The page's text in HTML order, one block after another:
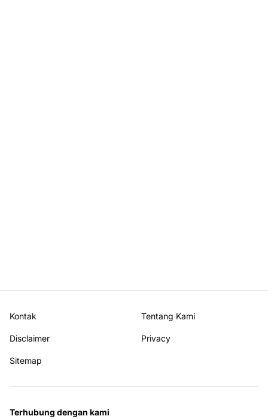
Kontak Tentang Kami
Disclaimer Privacy
Sitemap
Terhubung dengan kami